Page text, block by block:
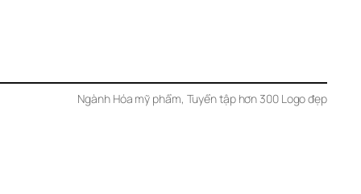
Ngành Hóa mỹ phẩm, Tuyển tập hơn 300 Logo đẹp